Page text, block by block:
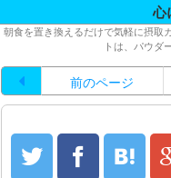
心
朝食を置き換えるだけで気軽に摂取
トは、パウダ
前のページ